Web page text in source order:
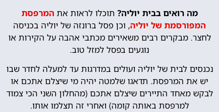
מה רואים בבית יוליה? תוכלו לראות אתהמרפסת
המפורסמת של יוליה, וכן פסל ברונזה של יוליה בכניסה
לחצר. מבקרים רבים משאירים מכתבי אהבה על הקירות או
נוגעים בפסל למזל טוב.
נכנסים לבית של יוליה ועולים במדרגות עד למעלה לחדר שבו
יש את המרפסת. תדאגו שלמטה יהיה מי שיצלם אתכם או
לבקש מאחד התיירים שיצלם אתכם (מהחלון השני הכי צמוד
למרפסת באותה קומה) ואחרי זה תצלמו אותו.